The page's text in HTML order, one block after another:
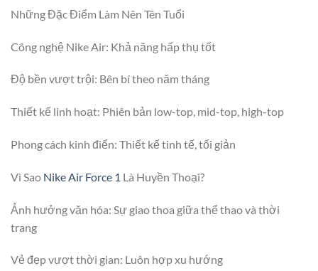
Những Đặc Điểm Làm Nên Tên Tuổi
Công nghệ Nike Air: Khả năng hấp thụ tốt
Độ bền vượt trội: Bên bí theo năm tháng
Thiết kế linh hoạt: Phiên bản low-top, mid-top, high-top
Phong cách kinh điển: Thiết kế tinh tế, tối giản
Vì Sao Nike Air Force 1 Là Huyền Thoại?
Ảnh hưởng văn hóa: Sự giao thoa giữa thể thao và thời
trang
Vẻ đẹp vượt thời gian: Luôn hợp xu hướng